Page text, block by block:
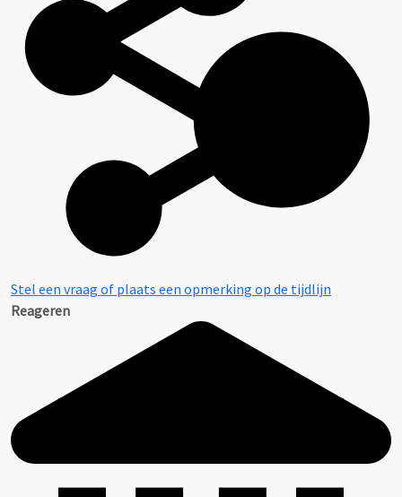
Stel een vraag of plaats een opmerking op de tijdlijn
Reageren